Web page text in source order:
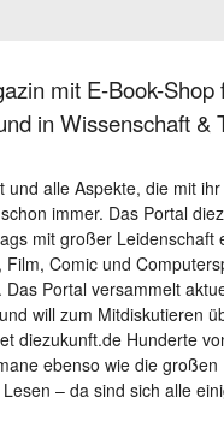
mit E-Book-
in Wissenschaft &
und alle Aspekte, die mit
immer. Das Portal
mit großer Leidenschaft
Film, Comic und
Das Portal versammelt
will zum Mitdiskutieren
diezukunft.de Hunderte
ebenso wie die
– da sind sich alle